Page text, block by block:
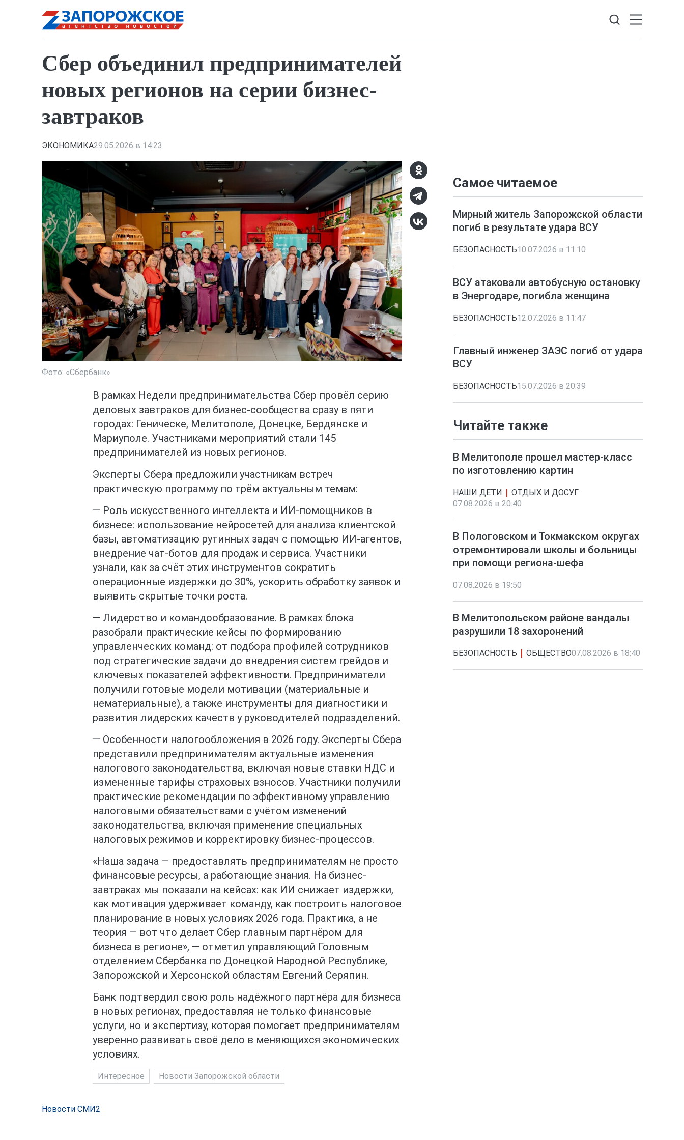
Сбер объединил предпринимателей
новых регионов на серии бизнес-
завтраков
ЭКОНОМИКА29.05.2026 в 14:23
Фото: «Сбербанк»
В рамках Недели предпринимательства Сбер провёл серию
деловых завтраков для бизнес-сообщества сразу в пяти
городах: Геническе, Мелитополе, Донецке, Бердянске и
Мариуполе. Участниками мероприятий стали 145
предпринимателей из новых регионов.
Эксперты Сбера предложили участникам встреч
практическую программу по трём актуальным темам:
— Роль искусственного интеллекта и ИИ-помощников в
бизнесе: использование нейросетей для анализа клиентской
базы, автоматизацию рутинных задач с помощью ИИ-агентов,
внедрение чат-ботов для продаж и сервиса. Участники
узнали, как за счёт этих инструментов сократить
операционные издержки до 30%, ускорить обработку заявок и
выявить скрытые точки роста.
— Лидерство и командообразование. В рамках блока
разобрали практические кейсы по формированию
управленческих команд: от подбора профилей сотрудников
под стратегические задачи до внедрения систем грейдов и
ключевых показателей эффективности. Предприниматели
получили готовые модели мотивации (материальные и
нематериальные), а также инструменты для диагностики и
развития лидерских качеств у руководителей подразделений.
— Особенности налогообложения в 2026 году. Эксперты Сбера
представили предпринимателям актуальные изменения
налогового законодательства, включая новые ставки НДС и
измененные тарифы страховых взносов. Участники получили
практические рекомендации по эффективному управлению
налоговыми обязательствами с учётом изменений
законодательства, включая применение специальных
налоговых режимов и корректировку бизнес-процессов.
«Наша задача — предоставлять предпринимателям не просто
финансовые ресурсы, а работающие знания. На бизнес-
завтраках мы показали на кейсах: как ИИ снижает издержки,
как мотивация удерживает команду, как построить налоговое
планирование в новых условиях 2026 года. Практика, а не
теория — вот что делает Сбер главным партнёром для
бизнеса в регионе», — отметил управляющий Головным
отделением Сбербанка по Донецкой Народной Республике,
Запорожской и Херсонской областям Евгений Серяпин.
Банк подтвердил свою роль надёжного партнёра для бизнеса
в новых регионах, предоставляя не только финансовые
услуги, но и экспертизу, которая помогает предпринимателям
уверенно развивать своё дело в меняющихся экономических
условиях.
Интересное Новости Запорожской области
Самое читаемое
Мирный житель Запорожской области
погиб в результате удара ВСУ
БЕЗОПАСНОСТЬ10.07.2026 в 11:10
ВСУ атаковали автобусную остановку
в Энергодаре, погибла женщина
БЕЗОПАСНОСТЬ12.07.2026 в 11:47
Главный инженер ЗАЭС погиб от удара
ВСУ
БЕЗОПАСНОСТЬ15.07.2026 в 20:39
Читайте также
В Мелитополе прошел мастер-класс
по изготовлению картин
НАШИ ДЕТИ
ОТДЫХ И ДОСУГ
07.08.2026 в 20:40
В Пологовском и Токмакском округах
отремонтировали школы и больницы
при помощи региона-шефа
07.08.2026 в 19:50
В Мелитопольском районе вандалы
разрушили 18 захоронений
БЕЗОПАСНОСТЬ ОБЩЕСТВО07.08.2026 в 18:40
Новости СМИ2